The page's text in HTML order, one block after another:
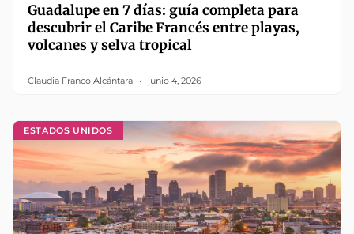
Guadalupe en 7 días: guía completa para
descubrir el Caribe Francés entre playas,
volcanes y selva tropical
Claudia Franco Alcántara junio 4, 2026
ESTADOS UNIDOS